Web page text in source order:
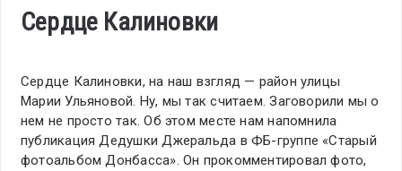
Сердце Калиновки
Сердце Калиновки, на наш взгляд — район улицы
Марии Ульяновой. Ну, мы так считаем. Заговорили мы о
нем не просто так. Об этом месте нам напомнила
публикация Дедушки Джеральда в ФБ-группе «Старый
фотоальбом Донбасса». Он прокомментировал фото,